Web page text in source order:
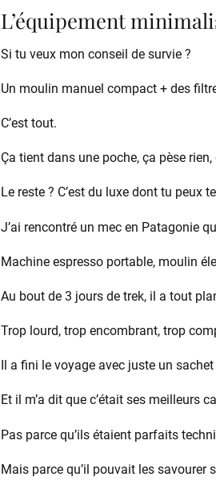
L’équipement
Si tu veux mon conseil de survie ?
Un moulin manuel compact + des
C’est tout.
Ça tient dans une poche, ça pèse
Le reste ? C’est du luxe dont tu peux
J’ai rencontré un mec en Patagonie
Machine espresso portable, moulin
Au bout de 3 jours de trek, il a tout
Trop lourd, trop encombrant, trop
Il a fini le voyage avec juste un
Et il m’a dit que c’était ses meilleurs
Pas parce qu’ils étaient parfaits
Mais parce qu’il pouvait les savourer